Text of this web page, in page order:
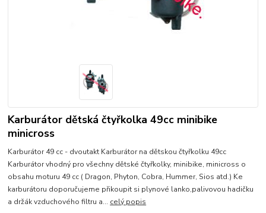
Karburátor dětská čtyřkolka 49cc minibike
minicross
Karburátor 49 cc - dvoutakt Karburátor na dětskou čtyřkolku 49cc
Karburátor vhodný pro všechny dětské čtyřkolky, minibike, minicross o
obsahu moturu 49 cc ( Dragon, Phyton, Cobra, Hummer, Sios atd.) Ke
karburátoru doporučujeme přikoupit si plynové lanko,palivovou hadičku
a držák vzduchového filtru a... celý popis